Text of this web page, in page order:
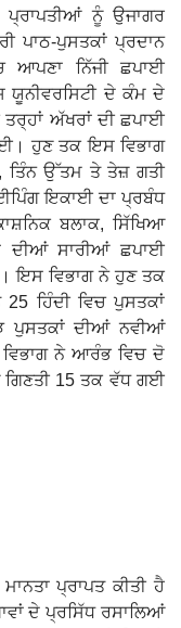
ਨੂੰ ਉਜਾਗਰ
ਪਾਠ-ਪੁਸਤਕਾਂ ਪ੍ਰਦਾਨ
ਆਪਣਾ ਨਿੱਜੀ ਛਪਾਈ
ਯੂਨੀਵਰਸਿਟੀ ਦੇ ਕੰਮ ਦੇ
ਅੱਖਰਾਂ ਦੀ ਛਪਾਈ
ਹੁਣ ਤਕ ਇਸ ਵਿਭਾਗ
ਤਿੰਨ ਉੱਤਮ ਤੇ ਤੇਜ਼ ਗਤੀ
ਇਕਾਈ ਦਾ ਪ੍ਰਬੰਧ
ਬਲਾਕ, ਸਿੱਖਿਆ
ਦੀਆਂ ਸਾਰੀਆਂ ਛਪਾਈ
ਇਸ ਵਿਭਾਗ ਨੇ ਹੁਣ ਤਕ
ਹਿੰਦੀ ਵਿਚ ਪੁਸਤਕਾਂ
ਪੁਸਤਕਾਂ ਦੀਆਂ ਨਵੀਆਂ
ਨੇ ਆਰੰਭ ਵਿਚ ਦੋ
ਗਿਣਤੀ 15 ਤਕ ਵੱਧ ਗਈ
ਪ੍ਰਾਪਤ ਕੀਤੀ ਹੈ
ਦੇ ਪ੍ਰਸਿੱਧ ਰਸਾਲਿਆਂ